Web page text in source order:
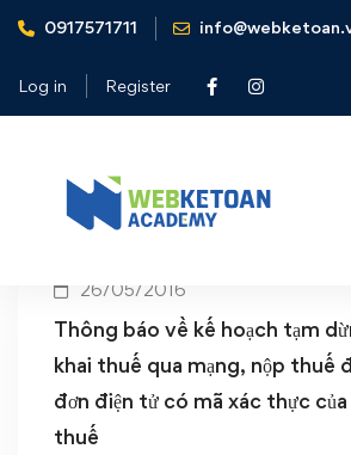
0917571711
Log in Register
Home Thông báo cơ quan thuế
Tag: Thông báo cơ
26/05/2016
Thông báo về kế hoạch tạm
khai thuế qua mạng, nộp thuế
đơn điện tử có mã xác thực
thuế